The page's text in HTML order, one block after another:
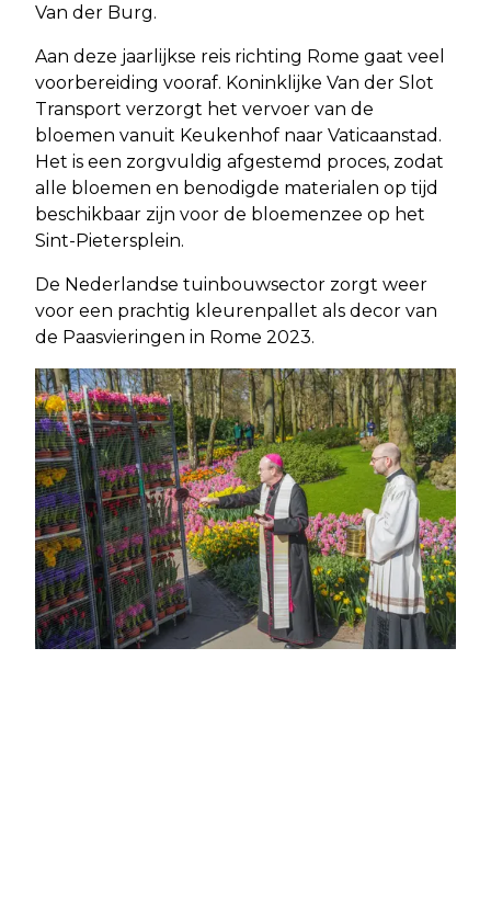
Van der Burg.
Aan deze jaarlijkse reis richting Rome gaat veel
voorbereiding vooraf. Koninklijke Van der Slot
Transport verzorgt het vervoer van de
bloemen vanuit Keukenhof naar Vaticaanstad.
Het is een zorgvuldig afgestemd proces, zodat
alle bloemen en benodigde materialen op tijd
beschikbaar zijn voor de bloemenzee op het
Sint-Pietersplein.
De Nederlandse tuinbouwsector zorgt weer
voor een prachtig kleurenpallet als decor van
de Paasvieringen in Rome 2023.